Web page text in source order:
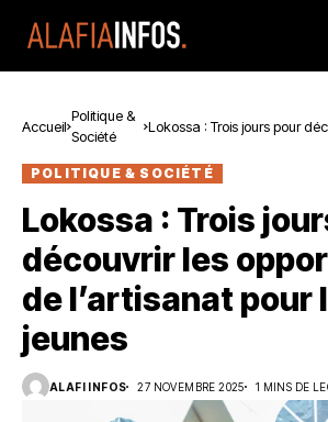
Accueil
Politique &
Société
Lokossa : Trois jours pour
POLITIQUE & SOCIÉTÉ
Lokossa : Trois
découvrir les
de l’artisanat pour
jeunes
ALAFI INFOS 27 NOVEMBRE 2025 1 MINS DE